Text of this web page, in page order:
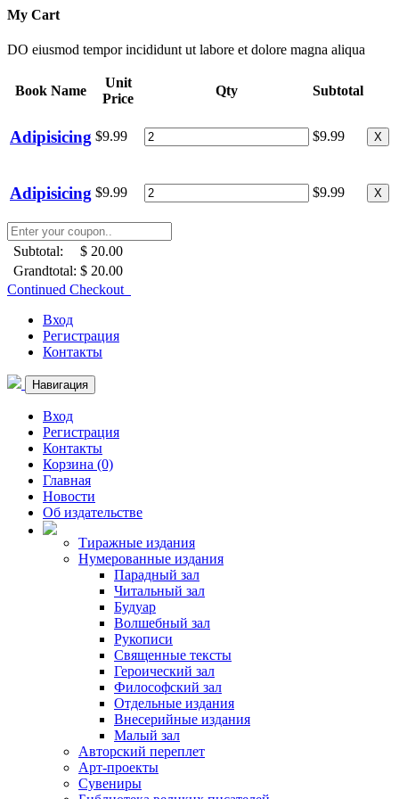
My Cart
DO eiusmod tempor incididunt ut labore et dolore magna aliqua
Book Name
Unit
Price
Qty Subtotal
Adipisicing $9.99 $9.99 X
Adipisicing $9.99 $9.99 X
Subtotal:
$ 20.00
Grandtotal: $ 20.00
Continued Checkout
Вход
Регистрация
Контакты
Навигация
Вход
Регистрация
Контакты
Корзина (0)
Главная
Новости
Об издательстве
Тиражные издания
Нумерованные издания
Парадный зал
Читальный зал
Будуар
Волшебный зал
Рукописи
Священные тексты
Героический зал
Философский зал
Отдельные издания
Внесерийные издания
Малый зал
Авторский переплет
Арт-проекты
Сувениры